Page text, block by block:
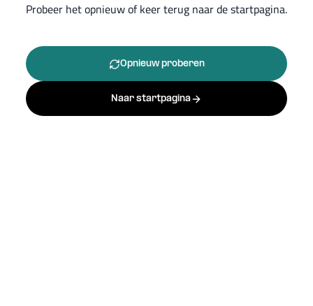
Probeer het opnieuw of keer terug naar de startpagina.
Opnieuw proberen
Naar startpagina